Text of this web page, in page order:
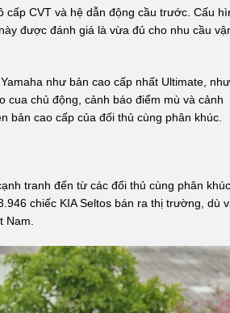
cấp CVT và hệ dẫn động cầu trước. Cấu
được đánh giá là vừa đủ cho nhu cầu
như bản cao cấp nhất Ultimate,
cua chủ động, cảnh báo điểm mù và cảnh
bản cao cấp của đối thủ cùng phân khúc.
tranh đến từ các đối thủ cùng phân
chiếc KIA Seltos bán ra thị trường, dù